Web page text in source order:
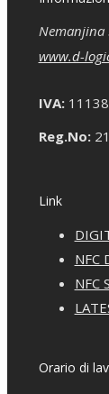
Nemanjina
www.d-
IVA:
Reg.No:
Link
NFC
NFC
Orario di